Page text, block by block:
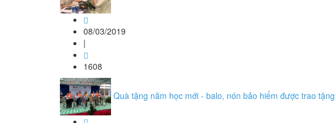
08/03/2019
|
1608
Quà tặng năm học mới - balo, nón bảo hiểm được trao